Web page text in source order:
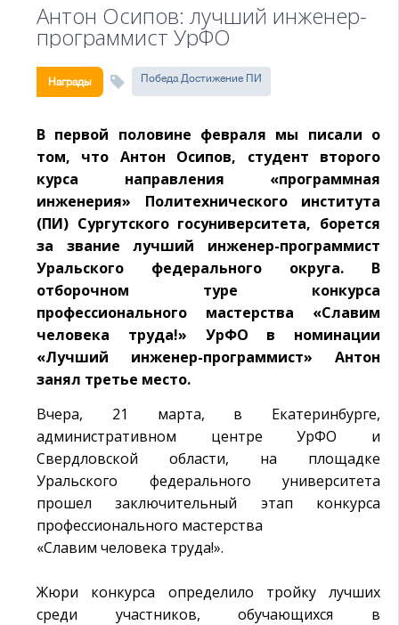
Антон Осипов: лучший инженер-
программист УрФО
Награды Победа Достижение ПИ
В первой половине февраля мы писали о
том, что Антон Осипов, студент второго
курса направления «программная
инженерия» Политехнического института
(ПИ) Сургутского госуниверситета, борется
за звание лучший инженер-программист
Уральского федерального округа. В
отборочном туре конкурса
профессионального мастерства «Славим
человека труда!» УрФО в номинации
«Лучший инженер-программист» Антон
занял третье место.
Вчера, 21 марта, в Екатеринбурге,
административном центре УрФО и
Свердловской области, на площадке
Уральского федерального университета
прошел заключительный этап конкурса
профессионального мастерства
«Славим человека труда!».
Жюри конкурса определило тройку лучших
среди участников, обучающихся в